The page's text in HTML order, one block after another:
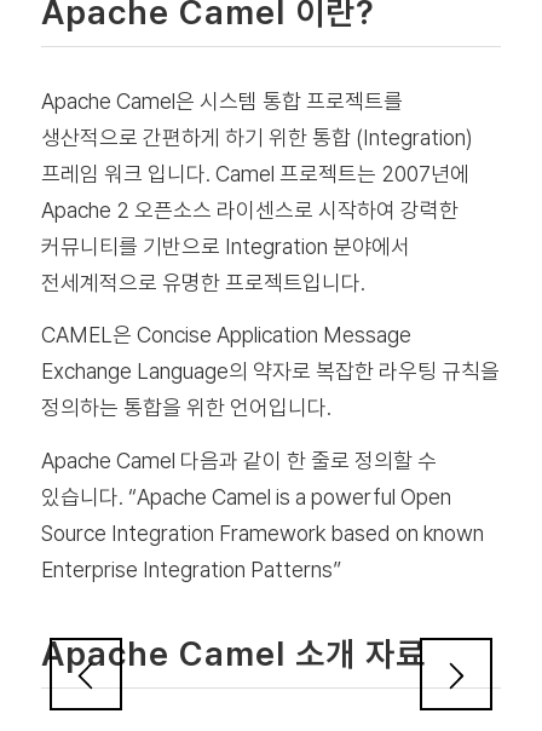
Apache Camel 이란?
Apache Camel은 시스템 통합 프로젝트를
생산적으로 간편하게 하기 위한 통합 (Integration)
프레임 워크 입니다. Camel 프로젝트는 2007년에
Apache 2 오픈소스 라이센스로 시작하여 강력한
커뮤니티를 기반으로 Integration 분야에서
전세계적으로 유명한 프로젝트입니다.
CAMEL은 Concise Application Message
Exchange Language의 약자로 복잡한 라우팅 규칙을
정의하는 통합을 위한 언어입니다.
Apache Camel 다음과 같이 한 줄로 정의할 수
있습니다. “Apache Camel is a powerful Open
Source Integration Framework based on known
Enterprise Integration Patterns”
Apache Camel 소개 자료